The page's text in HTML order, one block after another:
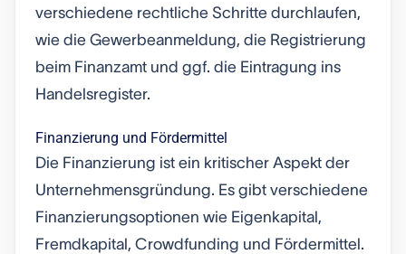
verschiedene rechtliche Schritte durchlaufen,
wie die Gewerbeanmeldung, die Registrierung
beim Finanzamt und ggf. die Eintragung ins
Handelsregister.
Finanzierung und Fördermittel
Die Finanzierung ist ein kritischer Aspekt der
Unternehmensgründung. Es gibt verschiedene
Finanzierungsoptionen wie Eigenkapital,
Fremdkapital, Crowdfunding und Fördermittel.